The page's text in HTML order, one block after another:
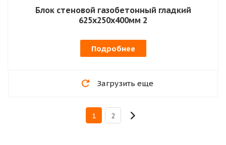
Блок стеновой газобетонный гладкий
625х250х400мм 2
Подробнее
Загрузить еще
1 2